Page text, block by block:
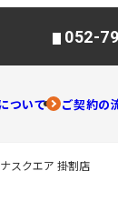
ついて ご契約の
052-
スクエア 掛割店